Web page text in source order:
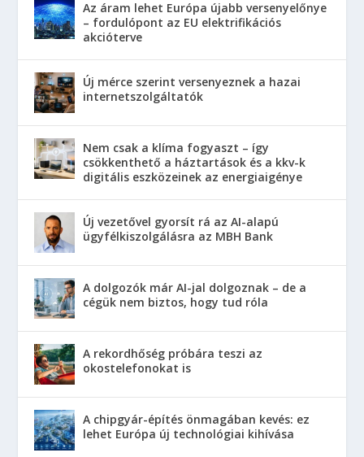
Az áram lehet Európa újabb versenyelőnye
– fordulópont az EU elektrifikációs
akcióterve
Új mérce szerint versenyeznek a hazai
internetszolgáltatók
Nem csak a klíma fogyaszt – így
csökkenthető a háztartások és a kkv-k
digitális eszközeinek az energiaigénye
Új vezetővel gyorsít rá az AI-alapú
ügyfélkiszolgálásra az MBH Bank
A dolgozók már AI-jal dolgoznak – de a
cégük nem biztos, hogy tud róla
A rekordhőség próbára teszi az
okostelefonokat is
A chipgyár-építés önmagában kevés: ez
lehet Európa új technológiai kihívása